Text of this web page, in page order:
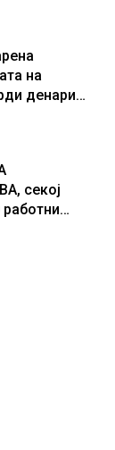
на
денари
секој